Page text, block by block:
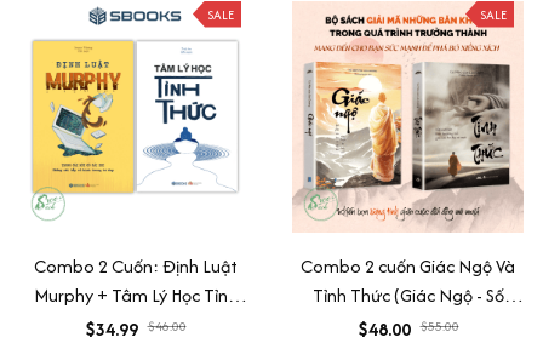
SALE
Combo 2 Cuốn: Định Luật
Murphy + Tâm Lý Học Tỉnh
Thức (Sbook)
$34.99 $46.00
SALE
Combo 2 cuốn Giác Ngộ Và
Tỉnh Thức (Giác Ngộ - Số
Phận Của Bạn Sẽ Bắt Đầu
$48.00 $55.00